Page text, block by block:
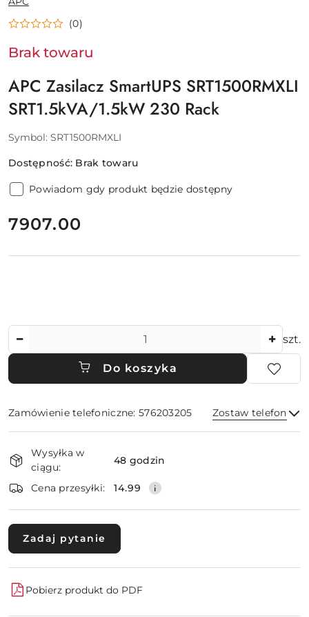
PRODUCENTA:
(0)
Brak towaru
APC Zasilacz SmartUPS SRT1500RMXLI
SRT1.5kVA/1.5kW 230 Rack
Symbol: SRT1500RMXLI
Dostępność: Brak towaru
Powiadom gdy produkt będzie dostępny
cena:
7907.00
szt.
Do koszyka
Zamówienie telefoniczne: 576203205 Zostaw telefon
i
dostawa
Wysyłka w
ciągu:
48 godzin
Cena przesyłki: 14.99
Zadaj pytanie
Pobierz produkt do PDF